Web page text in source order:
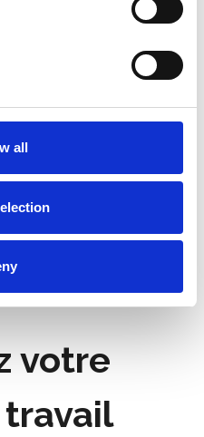
all
Afficher le produit
ou par e-mail
si vous avez besoin
votre